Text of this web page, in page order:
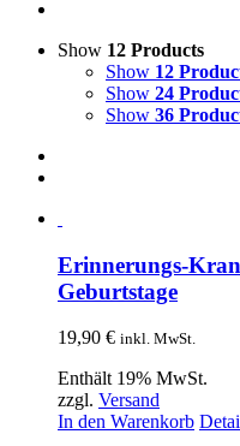
Show 12 Products
Show 12
Show 24
Show 36
Erinnerungs-
Geburtstage
19,90 € inkl. MwSt.
Enthält 19% MwSt.
zzgl. Versand
In den Warenkorb